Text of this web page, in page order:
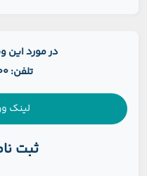
در مورد این
تلفن: 02184363000
لینک
ثبت